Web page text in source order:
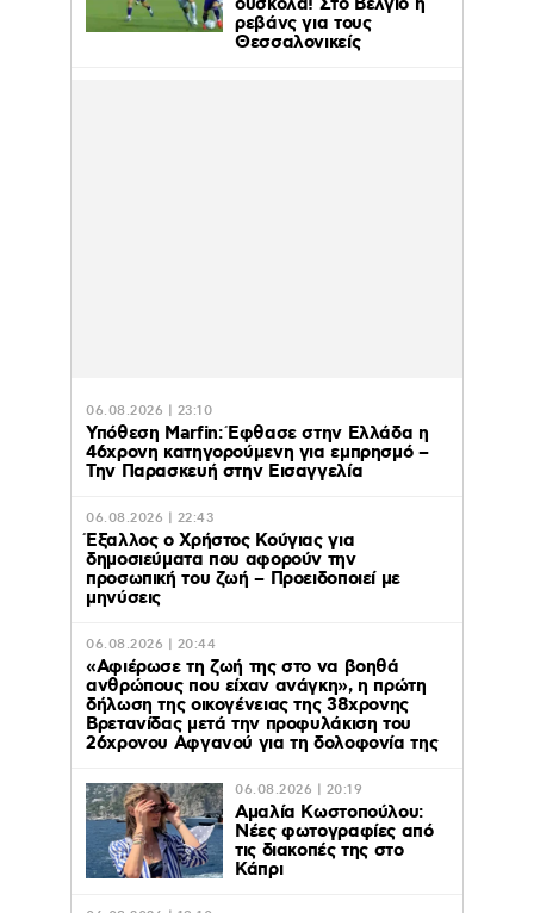
δύσκολα! Στο Βέλγιο η
ρεβάνς για τους
Θεσσαλονικείς
06.08.2026 | 23:10
Υπόθεση Marfin: Έφθασε στην Ελλάδα η
46χρονη κατηγορούμενη για εμπρησμό –
Την Παρασκευή στην Εισαγγελία
06.08.2026 | 22:43
Έξαλλος ο Χρήστος Κούγιας για
δημοσιεύματα που αφορούν την
προσωπική του ζωή – Προειδοποιεί με
μηνύσεις
06.08.2026 | 20:44
«Αφιέρωσε τη ζωή της στο να βοηθά
ανθρώπους που είχαν ανάγκη», η πρώτη
δήλωση της οικογένειας της 38χρονης
Βρετανίδας μετά την προφυλάκιση του
26χρονου Αφγανού για τη δολοφονία της
06.08.2026 | 20:19
Αμαλία Κωστοπούλου:
Νέες φωτογραφίες από
τις διακοπές της στο
Κάπρι